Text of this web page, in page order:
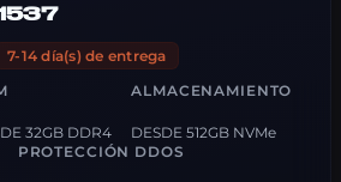
7-14 día(s) de entrega
32GB DDR4
ALMACENAMIENTO
DESDE 512GB NVMe
PROTECCIÓN DDOS